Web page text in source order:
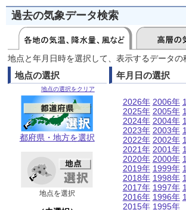
過去の気象データ検索
地点と年月日時を選択して、表示するデータ
地点の選択
地点の選択をクリア
都府県・地方を選択
地点を選択
年月日の選択
2026年
2025年
2024年
2023年
2022年
2021年
2020年
2019年
2018年
2017年
2016年
2015年
2006年
2005年
2004年
2003年
2002年
2001年
2000年
1999年
1998年
1997年
1996年
1995年